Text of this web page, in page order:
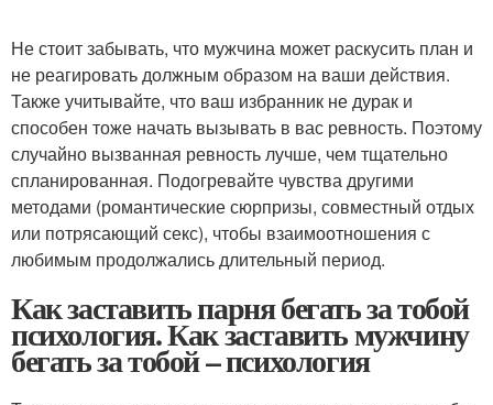
Не стоит забывать, что мужчина может раскусить план и
не реагировать должным образом на ваши действия.
Также учитывайте, что ваш избранник не дурак и
способен тоже начать вызывать в вас ревность. Поэтому
случайно вызванная ревность лучше, чем тщательно
спланированная. Подогревайте чувства другими
методами (романтические сюрпризы, совместный отдых
или потрясающий секс), чтобы взаимоотношения с
любимым продолжались длительный период.
Как заставить парня бегать за тобой
психология. Как заставить мужчину
бегать за тобой – психология